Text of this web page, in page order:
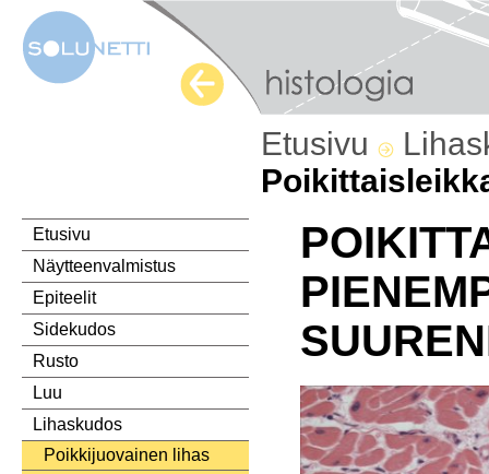
Etusivu
Etusivu
Näytteenvalmistus
Epiteelit
Sidekudos
Rusto
Luu
Lihaskudos
Poikkijuovainen lihas